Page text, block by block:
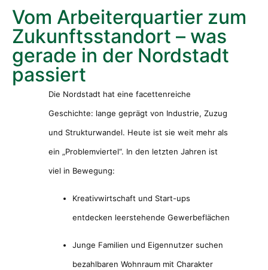
Vom Arbeiterquartier zum
Zukunftsstandort – was
gerade in der Nordstadt
passiert
Die Nordstadt hat eine facettenreiche
Geschichte: lange geprägt von Industrie, Zuzug
und Strukturwandel. Heute ist sie weit mehr als
ein „Problemviertel“. In den letzten Jahren ist
viel in Bewegung:
Kreativwirtschaft und Start-ups
entdecken leerstehende Gewerbeflächen
Junge Familien und Eigennutzer suchen
bezahlbaren Wohnraum mit Charakter